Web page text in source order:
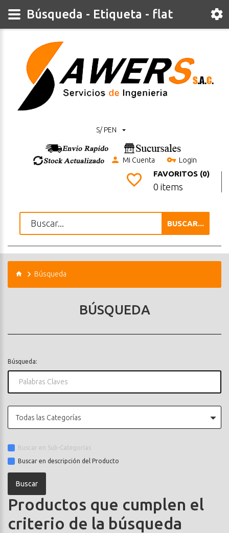
S/ PEN
Mi Cuenta Login
FAVORITOS (0)
0 items
BUSCAR...
Búsqueda
BÚSQUEDA
Búsqueda:
Todas las Categorías
Buscar en Sub-Categorías
Buscar en descripción del Producto
Productos que cumplen el
criterio de la búsqueda
Búsqueda - Etiqueta - flat